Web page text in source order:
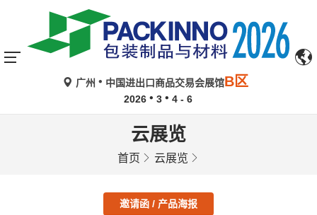
广州 中国进出口商品交易会展馆B区
2026 3 4 - 6
云展览
首页 云展览
邀请函 / 产品海报